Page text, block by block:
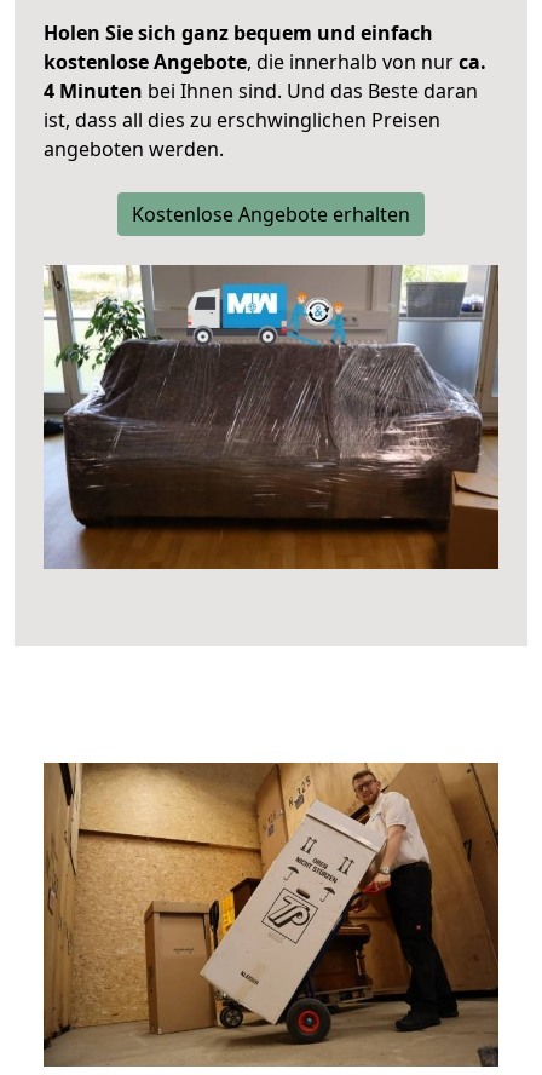
Holen Sie sich ganz bequem und einfach
kostenlose Angebote, die innerhalb von nurca.
4 Minuten bei Ihnen sind. Und das Beste daran
ist, dass all dies zu erschwinglichen Preisen
angeboten werden.
Kostenlose Angebote erhalten